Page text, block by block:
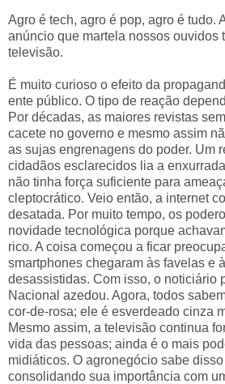
Agro é tech, agro é pop, agro é tudo.
anúncio que martela nossos ouvidos
televisão.
É muito curioso o efeito da
ente público. O tipo de reação
Por décadas, as maiores revistas
cacete no governo e mesmo assim
as sujas engrenagens do poder. Um
cidadãos esclarecidos lia a
não tinha força suficiente para
cleptocrático. Veio então, a internet
desatada. Por muito tempo, os
novidade tecnológica porque
rico. A coisa começou a ficar
smartphones chegaram às favelas e
desassistidas. Com isso, o noticiário
Nacional azedou. Agora, todos
cor-de-rosa; ele é esverdeado cinza
Mesmo assim, a televisão continua
vida das pessoas; ainda é o mais
midiáticos. O agronegócio sabe
consolidando sua importância com